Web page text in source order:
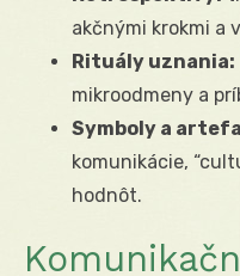
akčnými krokmi a
Rituály uznania:
mikroodmeny a
Symboly a
komunikácie,
hodnôt.